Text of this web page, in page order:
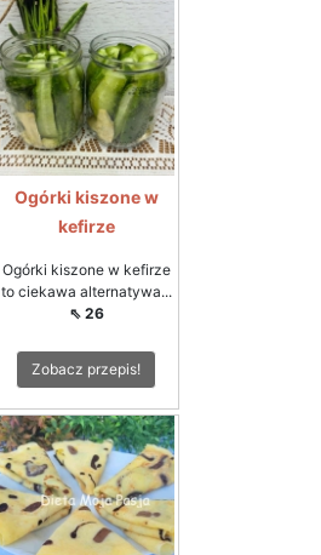
Ogórki kiszone w
kefirze
Ogórki kiszone w kefirze
to ciekawa alternatywa...
⇖ 26
Zobacz przepis!